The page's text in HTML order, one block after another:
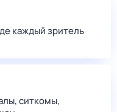
каждый зритель
ситкомы,